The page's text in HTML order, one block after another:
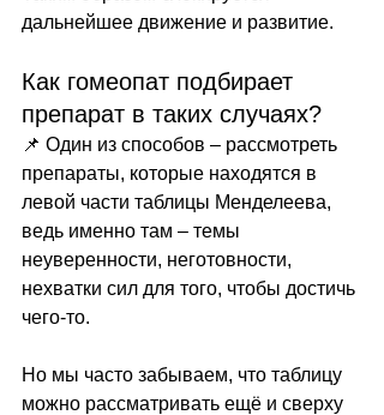
дальнейшее движение и развитие.
Как гомеопат подбирает
препарат в таких случаях?
📌 Один из способов – рассмотреть
препараты, которые находятся в
левой части таблицы Менделеева,
ведь именно там – темы
неуверенности, неготовности,
нехватки сил для того, чтобы достичь
чего-то.
Но мы часто забываем, что таблицу
можно рассматривать ещё и сверху